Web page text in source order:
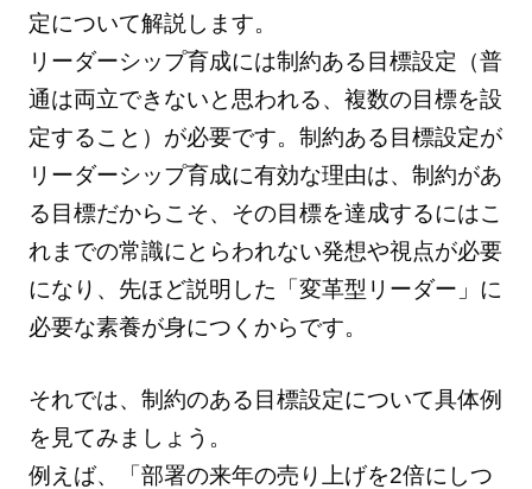
定について解説します。
リーダーシップ育成には制約ある目標設定（普
通は両立できないと思われる、複数の目標を設
定すること）が必要です。制約ある目標設定が
リーダーシップ育成に有効な理由は、制約があ
る目標だからこそ、その目標を達成するにはこ
れまでの常識にとらわれない発想や視点が必要
になり、先ほど説明した「変革型リーダー」に
必要な素養が身につくからです。
それでは、制約のある目標設定について具体例
を見てみましょう。
例えば、「部署の来年の売り上げを2倍にしつ